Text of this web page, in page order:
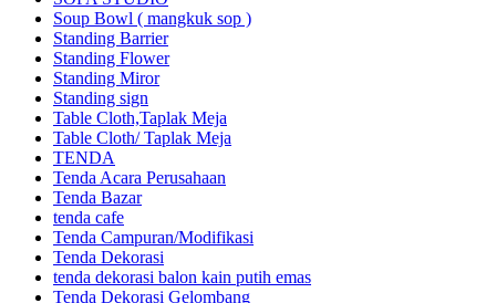
Soup Bowl ( mangkuk sop )
Standing Barrier
Standing Flower
Standing Miror
Standing sign
Table Cloth,Taplak Meja
Table Cloth/ Taplak Meja
TENDA
Tenda Acara Perusahaan
Tenda Bazar
tenda cafe
Tenda Campuran/Modifikasi
Tenda Dekorasi
tenda dekorasi balon kain putih emas
Tenda Dekorasi Gelombang